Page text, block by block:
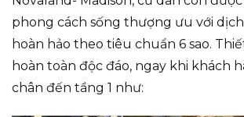
phong cách sống thượng ưu với
hoàn hảo theo tiêu chuẩn 6 sao.
hoàn toàn độc đáo, ngay khi khách
chân đến tầng 1 như: